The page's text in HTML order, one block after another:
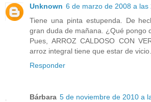
Unknown 6 de marzo de 2008 a las
Tiene una pinta estupenda. De
gran duda de mañana. ¿Qué pongo
Pues, ARROZ CALDOSO CON
arroz integral tiene que estar de
Responder
Bárbara 5 de noviembre de 2010 a